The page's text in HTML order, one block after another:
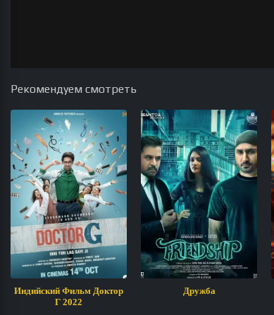
Рекомендуем смотреть
Индийский Фильм Доктор
Г 2022
Дружба